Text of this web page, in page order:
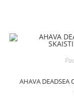
AHAVA DEADSEA